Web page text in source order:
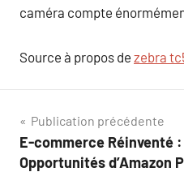
caméra compte
Source à propos de zebra
Navigation
de
Publication précédente
E-commerce Réinventé
Opportunités d’Amazon